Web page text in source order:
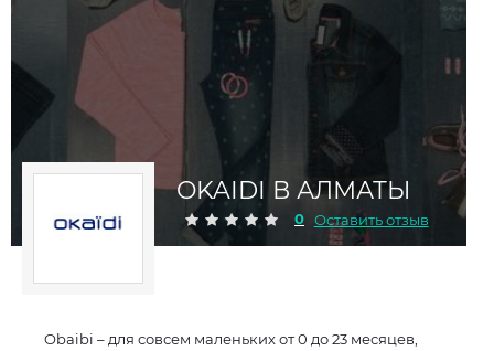
OKAIDI В АЛМАТЫ
0 Оставить отзыв
Obaibi – для совсем маленьких от 0 до 23 месяцев,